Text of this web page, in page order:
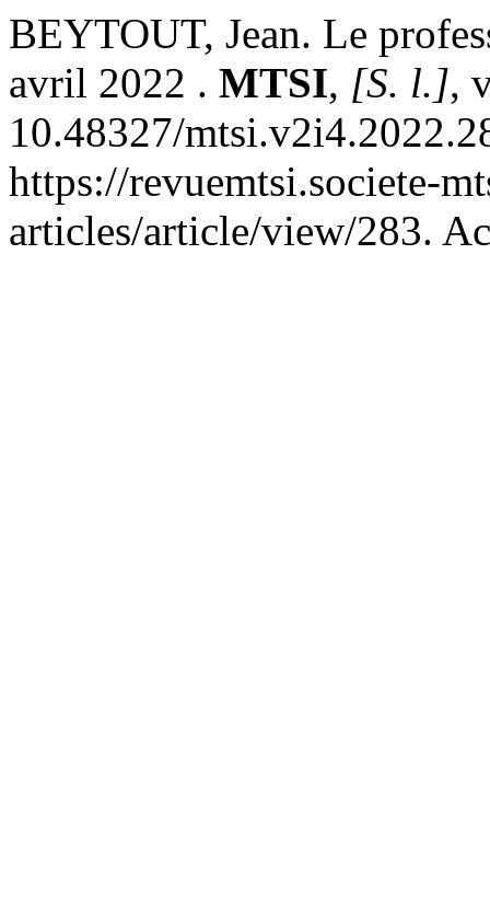
BEYTOUT, Jean. Le
avril 2022 . MTSI, [S. l.],
10.48327/
https://revuemtsi.societe-
articles/article/view/283.